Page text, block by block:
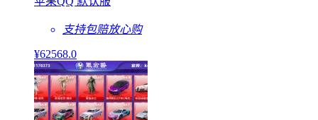
支持包赔放心购
¥62568.0